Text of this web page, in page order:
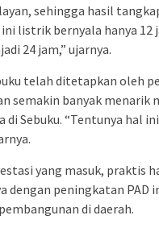
sehingga hasil
ini listrik bernyala hanya
24 jam,” ujarnya.
telah ditetapkan oleh
semakin banyak menarik
Sebuku. “Tentunya hal
yang masuk, praktis
dengan peningkatan PAD
di daerah.